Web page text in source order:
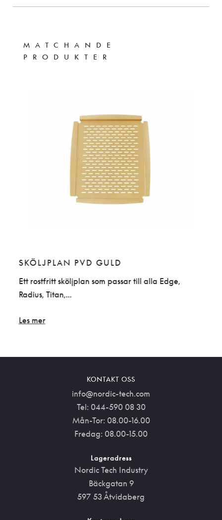
MATCHANDE
PRODUKTER
SKÖLJPLAN PVD GULD
Ett rostfritt sköljplan som passar till alla Edge,
Radius, Titan,...
Les mer
KONTAKT OSS
info@nordic-tech.com
Tel: 044-590 08 30
Mån-Tor: 08.00-16.00
Fredag: 08.00-15.00
Lageradress
Nordic Tech Industry
Bäckgatan 9
597 53 Åtvidaberg